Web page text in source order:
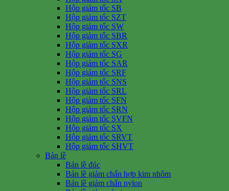
Hộp giảm tốc SB
Hộp giảm tốc SZT
Hộp giảm tốc SW
Hộp giảm tốc SBR
Hộp giảm tốc SXR
Hộp giảm tốc SG
Hộp giảm tốc SAR
Hộp giảm tốc SRF
Hộp giảm tốc SNS
Hộp giảm tốc SRL
Hộp giảm tốc SFN
Hộp giảm tốc SRN
Hộp giảm tốc SVFN
Hộp giảm tốc SX
Hộp giảm tốc SRVT
Hộp giảm tốc SHVT
Bản lề
Bản lề đúc
Bản lề giảm chấn hợp kim nhôm
Bản lề giảm chấn nylon